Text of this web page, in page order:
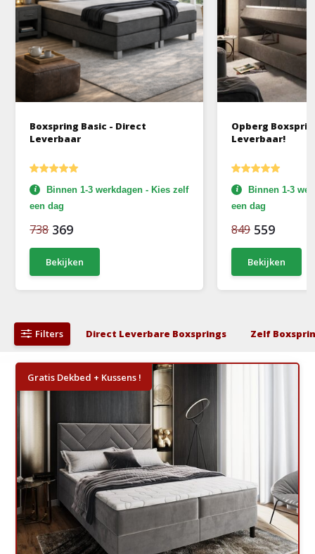
Boxspring Basic - Direct
Leverbaar
Binnen 1-3 werkdagen - Kies zelf
een dag
738 369
Bekijken
Opberg
Leverbaar!
Binnen 1-3
een dag
849 559
Bekijken
Filters Direct Leverbare Boxsprings Zelf
Gratis Dekbed + Kussens !